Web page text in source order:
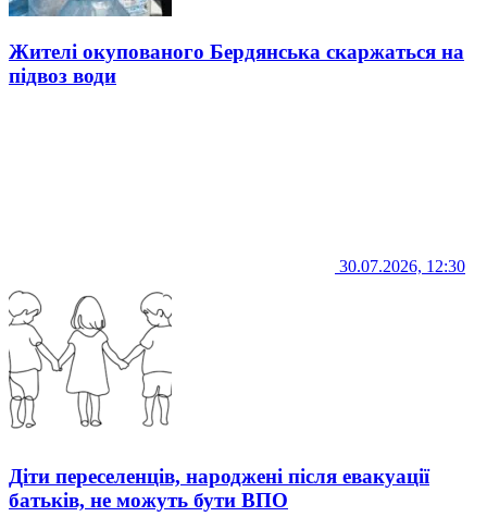
Жителі окупованого Бердянська скаржаться на
підвоз води
30.07.2026, 12:30
Діти переселенців, народжені після евакуації
батьків, не можуть бути ВПО